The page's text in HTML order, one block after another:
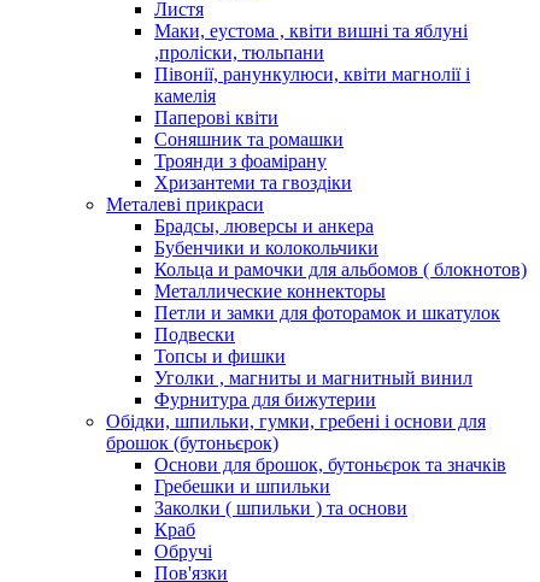
Листя
Маки, еустома , квіти вишні та яблуні
,проліски, тюльпани
Півонії, ранункулюси, квіти магнолії і
камелія
Паперові квіти
Соняшник та ромашки
Троянди з фоамірану
Хризантеми та гвоздіки
Металеві прикраси
Брадсы, люверсы и анкера
Бубенчики и колокольчики
Кольца и рамочки для альбомов ( блокнотов)
Металлические коннекторы
Петли и замки для фоторамок и шкатулок
Подвески
Топсы и фишки
Уголки , магниты и магнитный винил
Фурнитура для бижутерии
Обідки, шпильки, гумки, гребені і основи для
брошок (бутоньєрок)
Основи для брошок, бутоньєрок та значків
Гребешки и шпильки
Заколки ( шпильки ) та основи
Краб
Обручі
Пов'язки